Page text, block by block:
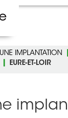
IMPLANTATION
EURE-ET-LOIR